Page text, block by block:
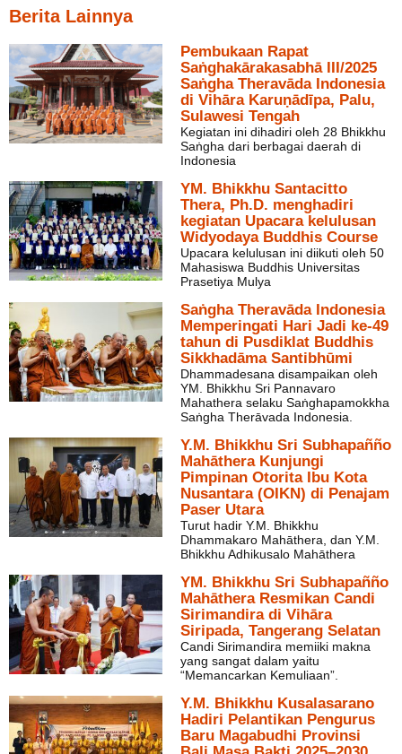
Berita Lainnya
Pembukaan Rapat
Saṅghakārakasabhā III/2025
Saṅgha Theravāda Indonesia
di Vihāra Karuṇādīpa, Palu,
Sulawesi Tengah
Kegiatan ini dihadiri oleh 28 Bhikkhu
Saṅgha dari berbagai daerah di
Indonesia
YM. Bhikkhu Santacitto
Thera, Ph.D. menghadiri
kegiatan Upacara kelulusan
Widyodaya Buddhis Course
Upacara kelulusan ini diikuti oleh 50
Mahasiswa Buddhis Universitas
Prasetiya Mulya
Saṅgha Theravāda Indonesia
Memperingati Hari Jadi ke-49
tahun di Pusdiklat Buddhis
Sikkhadāma Santibhūmi
Dhammadesana disampaikan oleh
YM. Bhikkhu Sri Pannavaro
Mahathera selaku Saṅghapamokkha
Saṅgha Therāvada Indonesia.
Y.M. Bhikkhu Sri Subhapañño
Mahāthera Kunjungi
Pimpinan Otorita Ibu Kota
Nusantara (OIKN) di Penajam
Paser Utara
Turut hadir Y.M. Bhikkhu
Dhammakaro Mahāthera, dan Y.M.
Bhikkhu Adhikusalo Mahāthera
YM. Bhikkhu Sri Subhapañño
Mahāthera Resmikan Candi
Sirimandira di Vihāra
Siripada, Tangerang Selatan
Candi Sirimandira memiiki makna
yang sangat dalam yaitu
“Memancarkan Kemuliaan”.
Y.M. Bhikkhu Kusalasarano
Hadiri Pelantikan Pengurus
Baru Magabudhi Provinsi